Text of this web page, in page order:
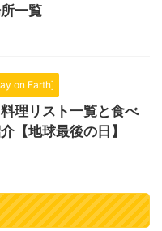
一覧
on Earth]
理リスト一覧と食べ
【地球最後の日】